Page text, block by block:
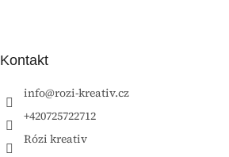
Kontakt
info@rozi-kreativ.cz
+420725722712
Rózi kreativ